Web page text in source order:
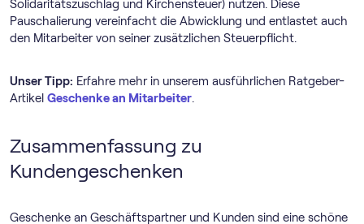
Solidaritätszuschlag und Kirchensteuer) nutzen. Diese
Pauschalierung vereinfacht die Abwicklung und entlastet auch
den Mitarbeiter von seiner zusätzlichen Steuerpflicht.
Unser Tipp: Erfahre mehr in unserem ausführlichen Ratgeber-
Artikel Geschenke an Mitarbeiter.
Zusammenfassung zu
Kundengeschenken
Geschenke an Geschäftspartner und Kunden sind eine schöne